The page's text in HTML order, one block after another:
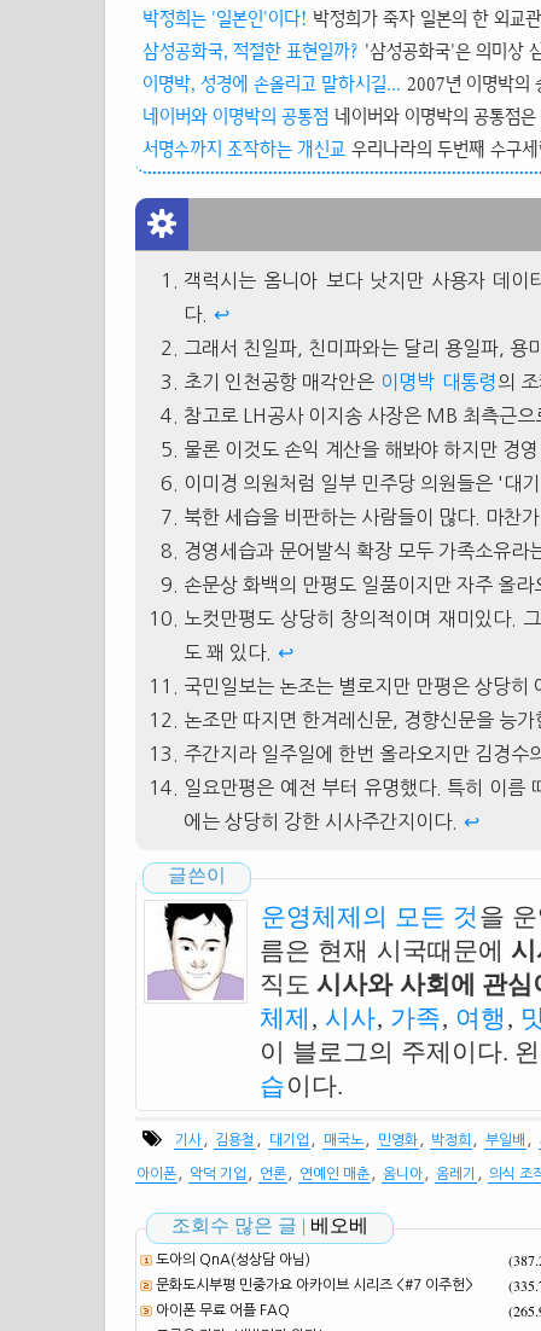
박정희는 '일본인'이다! 박정희가 죽자 일본의 한 외교
삼성공화국, 적절한 표현일까? '삼성공화국'은 의미상
이명박, 성경에 손올리고 말하시길... 2007년 이명박의
네이버와 이명박의 공통점 네이버와 이명박의 공통점
서명수까지 조작하는 개신교 우리나라의 두번째 수구
객럭시는 옴니아 보다 낫지만 사용자 데
다. ↩
그래서 친일파, 친미파와는 달리 용일파, 용
초기 인천공항 매각안은 이명박 대통령 의
참고로 LH공사 이지송 사장은 MB 최측근
물론 이것도 손익 계산을 해봐야 하지만 경
이미경 의원처럼 일부 민주당 의원들은 '대
북한 세습을 비판하는 사람들이 많다. 마찬
경영세습과 문어발식 확장 모두 가족소유라
손문상 화백의 만평도 일품이지만 자주 올
노컷만평도 상당히 창의적이며 재미있다.
도 꽤 있다. ↩
국민일보는 논조는 별로지만 만평은 상당히
논조만 따지면 한겨레신문, 경향신문을 능
주간지라 일주일에 한번 올라오지만 김경
일요만평은 예전 부터 유명했다. 특히 이름
에는 상당히 강한 시사주간지이다. ↩
글쓴이
운영체제의 모든 것 을
름은 현재 시국때문에
직도 시사와 사회에 관
체제 , 시사, 가족, 여행 ,
이 블로그의 주제이다.
습이다.
기사 김용철 대기업 매국노 민영화 박정희 부일배
아이폰 악덕 기업 언론 연예인 매춘 옴니아 옴레기 의식 조
조회수 많은 글 | 베오베
도아의 QnA(성상담 아님)
문화도시부평 민중가요 아카이브 시리즈 <#7 이주헌>
아이폰 무료 어플 FAQ